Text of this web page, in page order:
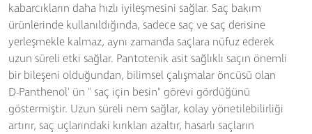
kabarcıkların daha hızlı iyileşmesini sağlar. Saç bakım
ürünlerinde kullanıldığında, sadece saç ve saç derisine
yerleşmekle kalmaz, aynı zamanda saçlara nüfuz ederek
uzun süreli etki sağlar. Pantotenik asit sağlıklı saçın önemli
bir bileşeni olduğundan, bilimsel çalışmalar öncüsü olan
D-Panthenol' ün " saç için besin" görevi gördüğünü
göstermiştir. Uzun süreli nem sağlar, kolay yönetilebilirliği
artırır, saç uçlarındaki kırıkları azaltır, hasarlı saçların